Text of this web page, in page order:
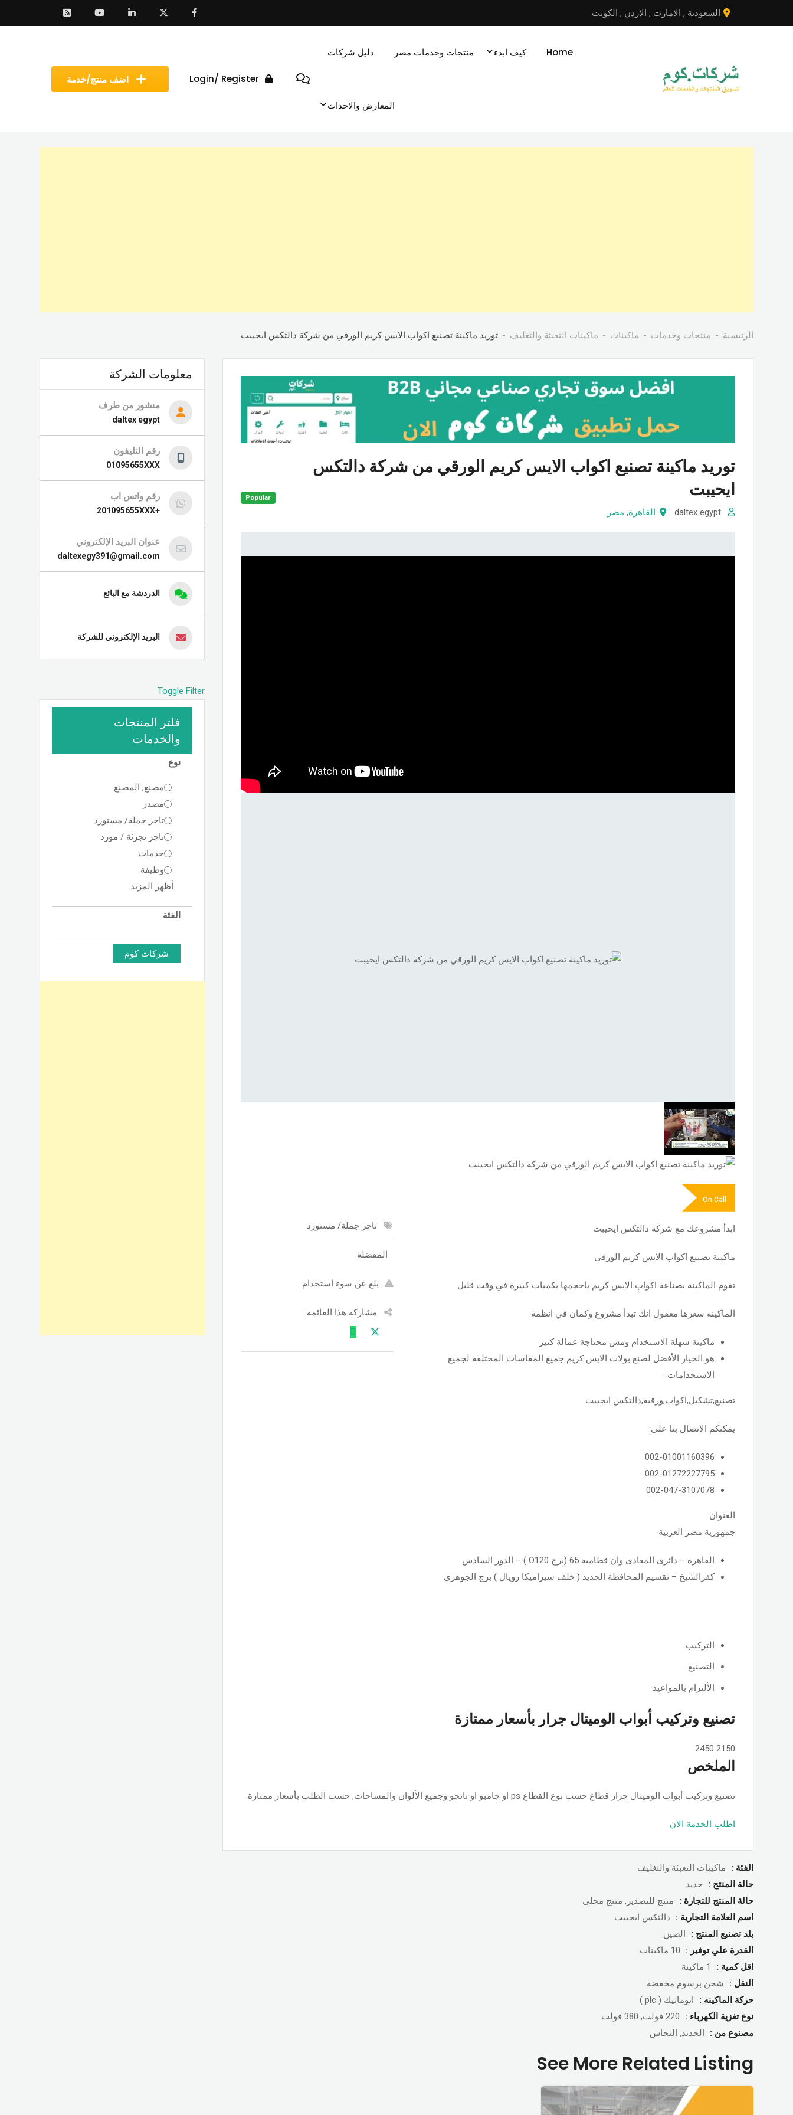
إلى
السعودية , الامارت , الاردن , الكويت
اضف منتج/خدمة Login/ Register
Home كيف ابدء منتجات وخدمات مصر دليل شركات
المعارض والاحداث
الرئيسية منتجات وخدمات ماكينات ماكينات التعبئة والتغليف توريد ماكينة تصنيع اكواب الايس كريم الورقي من شركة دالتكس ايحيبت
توريد ماكينة تصنيع اكواب الايس كريم الورقي من شركة دالتكس
ايحيبت
القاهرة, مصر
Popular
On Call
ابدأ مشروعك مع شركة دالتكس ايحيبت
ماكينة تصنيع اكواب الايس كريم الورقي
تقوم الماكينة بصناعة اكواب الايس كريم باحجمها بكميات كبيرة في وقت قليل
الماكينه سعرها معقول انك تبدأ مشروع وكمان في انظمة
ماكينة سهلة الاستخدام ومش محتاجة عمالة كتير
هو الخيار الأفضل لصنع بولات الايس كريم جميع المقاسات المختلفه لجميع
الاستخدامات .
تصنيع,تشكيل,اكواب,ورقية,دالتكس ايجيبت
يمكنكم الاتصال بنا على:
002-01001160396
002-01272227795
002-047-3107078
العنوان:
جمهورية مصر العربية
القاهرة – دائرى المعادى وان قطامية 65 (برج O120 ) – الدور السادس
كفرالشيخ – تقسيم المحافظة الجديد ( خلف سيراميكا رويال ) برج الجوهري
تاجر جملة/ مستورد
المفضلة
بلغ عن سوء استخدام
مشاركة هذا القائمة:
التركيب
التصنيع
الألتزام بالمواعيد
تصنيع وتركيب أبواب الوميتال جرار بأسعار ممتازة
2150
2450
الملخص
تصنيع وتركيب أبواب الوميتال جرار قطاع حسب نوع القطاع ps او جامبو او تانجو وجميع الألوان والمساحات, حسب الطلب بأسعار ممتازة.
اطلب الخدمة الان
الفئة :
ماكينات التعبئة والتغليف
حالة المنتج :
جديد
حالة المنتج للتجارة :
منتج للتصدير, منتج محلى
اسم العلامة التجارية :
دالتكس ايجيبت
بلد تصنبع المنتج :
الصين
القدرة علي توفير :
10 ماكينات
اقل كمية :
1 ماكينة
النقل :
شحن برسوم مخفضة
حركة الماكينه :
اتوماتيك ( plc )
نوع تغزية الكهرباء :
220 فولت, 380 فولت
مصنوع من :
الحديد, النحاس
See More Related Listing
معلومات الشركة
منشور من طرف
daltex egypt
رقم التليفون
01095655XXX
رقم واتس اب
+201095655XXX
عنوان البريد الإلكتروني
daltexegy391@gmail.com
الدردشة مع البائع
البريد الإلكتروني للشركة
Toggle Filter
فلتر المنتجات
والخدمات
نوع
مصنع, المصنع
مصدر
تاجر جملة/ مستورد
تاجر تجزئة / مورد
خدمات
وظيفة
أظهر المزيد
الفئة
شركات كوم